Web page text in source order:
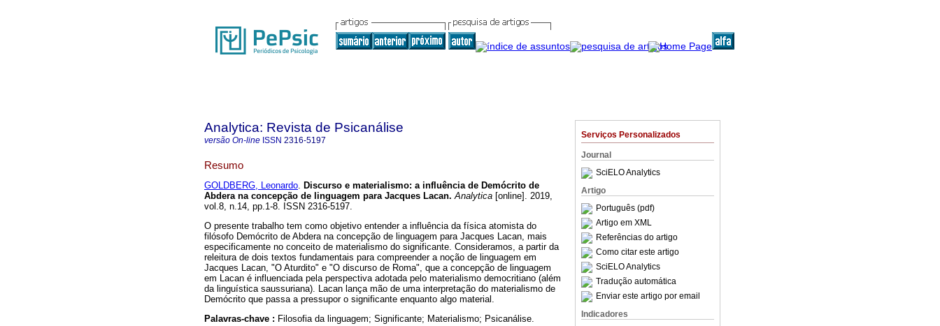
Serviços Personalizados
Journal
SciELO Analytics
Artigo
Português (pdf)
Artigo em XML
Referências do artigo
Como citar este artigo
SciELO Analytics
Tradução automática
Enviar este artigo por email
Indicadores
Analytica: Revista de Psicanálise
versão On-line ISSN 2316-5197
Resumo
GOLDBERG, Leonardo. Discurso e materialismo: a influência de Demócrito de
Abdera na concepção de linguagem para Jacques Lacan. Analytica [online]. 2019,
vol.8, n.14, pp.1-8. ISSN 2316-5197.
O presente trabalho tem como objetivo entender a influência da física atomista do
filósofo Demócrito de Abdera na concepção de linguagem para Jacques Lacan, mais
especificamente no conceito de materialismo do significante. Consideramos, a partir da
releitura de dois textos fundamentais para compreender a noção de linguagem em
Jacques Lacan, "O Aturdito" e "O discurso de Roma", que a concepção de linguagem
em Lacan é influenciada pela perspectiva adotada pelo materialismo democritiano (além
da linguística saussuriana). Lacan lança mão de uma interpretação do materialismo de
Demócrito que passa a pressupor o significante enquanto algo material.
Palavras-chave : Filosofia da linguagem; Significante; Materialismo; Psicanálise.